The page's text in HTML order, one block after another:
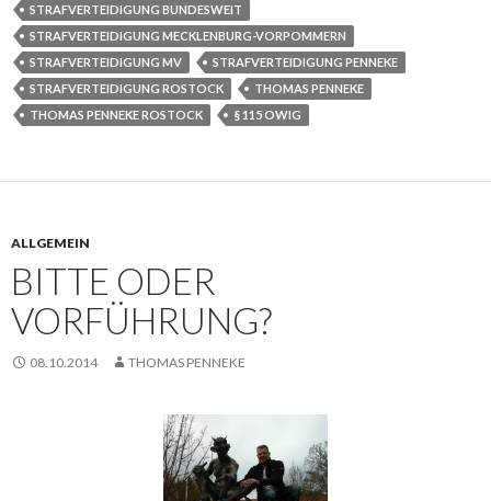
STRAFVERTEIDIGUNG BUNDESWEIT
STRAFVERTEIDIGUNG MECKLENBURG-VORPOMMERN
STRAFVERTEIDIGUNG MV
STRAFVERTEIDIGUNG PENNEKE
STRAFVERTEIDIGUNG ROSTOCK
THOMAS PENNEKE
THOMAS PENNEKE ROSTOCK
§ 115 OWIG
ALLGEMEIN
BITTE ODER
VORFÜHRUNG?
08.10.2014 THOMAS PENNEKE